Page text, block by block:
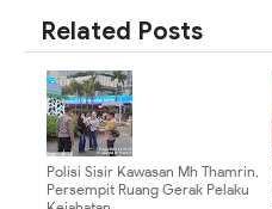
Related Posts
Polisi Sisir Kawasan Mh Thamrin,
Persempit Ruang Gerak Pelaku